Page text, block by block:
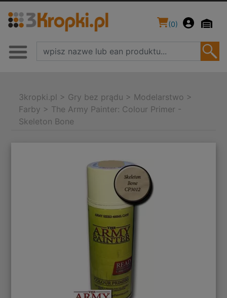
(0)
3kropki.pl > Gry bez prądu > Modelarstwo >
Farby > The Army Painter: Colour Primer -
Skeleton Bone